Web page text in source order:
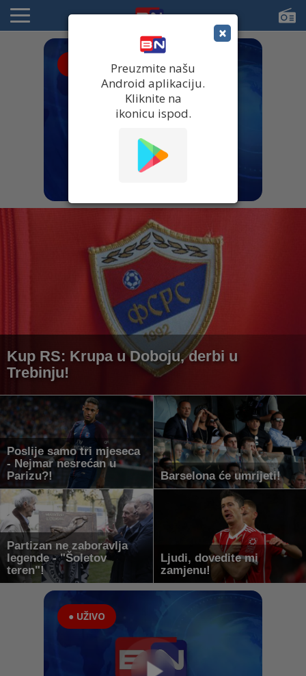
Kup RS: Krupa u Doboju, derbi u
Trebinju!
Poslije samo tri mjeseca
- Nejmar nesrećan u
Parizu?!
Barselona će umrijeti!
Partizan ne zaboravlja
legende - "Šoletov
teren"!
Ljudi, dovedite mi
zamjenu!
● UŽIVO
×
Preuzmite našu
Android aplikaciju.
Kliknite na
ikonicu ispod.